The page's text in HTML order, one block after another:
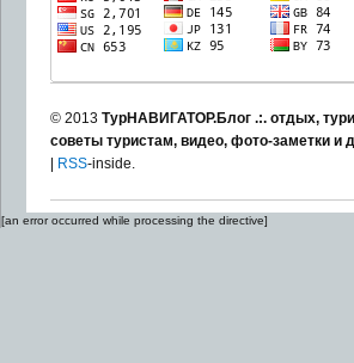
© 2013 ТурНАВИГАТОР.Блог .:. отдых,
советы туристам, видео, фото-заметки и
RSS-inside.
[an error occurred while processing the directive]